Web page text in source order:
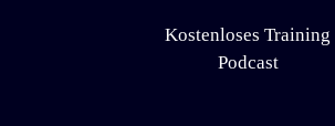
Kostenloses Training
Podcast